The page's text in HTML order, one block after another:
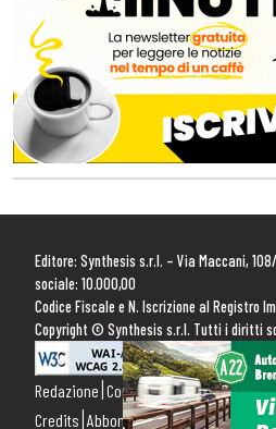
Editore: Synthesis s.r.l. – Via Maccani,
sociale: 10.000,00
Codice Fiscale e N. Iscrizione al Registro
Copyright © Synthesis s.r.l. Tutti i diritti
Redazione Contattaci Pubblicità
Credits Abbonamenti